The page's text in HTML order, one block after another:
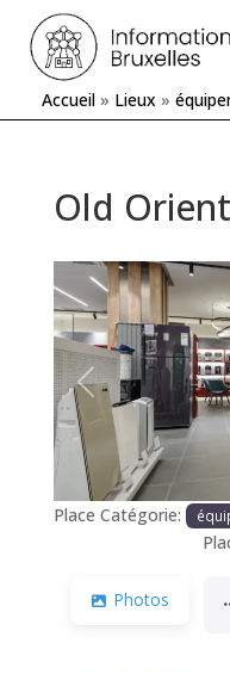
Accueil » Lieux »
Old
Précédente
Place Catégorie:
Photos